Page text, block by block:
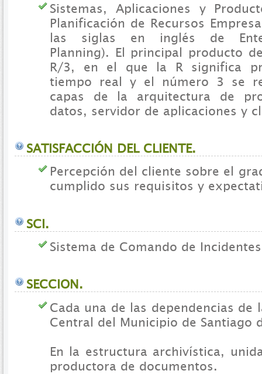
Sistemas, Aplicaciones y
Planificación de Recursos
las siglas en inglés de
Planning). El principal producto
R/3, en el que la R significa
tiempo real y el número 3 se
capas de la arquitectura de
datos, servidor de aplicaciones y
SATISFACCIÓN DEL CLIENTE.
Percepción del cliente sobre el
cumplido sus requisitos y
SCI.
Sistema de Comando de
SECCION.
Cada una de las dependencias de
Central del Municipio de Santiago
En la estructura archivística,
productora de documentos.